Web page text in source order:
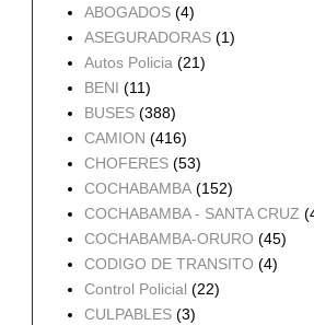
ABOGADOS (4)
ASEGURADORAS (1)
Autos Policia (21)
BENI (11)
BUSES (388)
CAMION (416)
CHOFERES (53)
COCHABAMBA (152)
COCHABAMBA - SANTA CRUZ
COCHABAMBA-ORURO (45)
CODIGO DE TRANSITO (4)
Control Policial (22)
CULPABLES (3)